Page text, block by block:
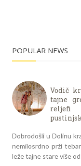
POPULAR NEWS
Vodič
tajne
reljefi
Dobrodošli u Dolinu
nemilosrdno prži
leže tajne stare više